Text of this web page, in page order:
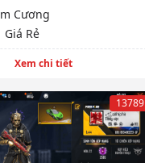
Cương
Giá Rẻ
Xem chi tiết
13789